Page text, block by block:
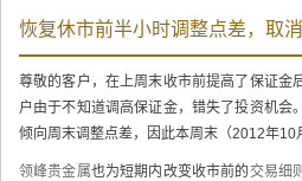
恢复休市前半小时调整点差，取
尊敬的客户，在上周末收市前提高了保证金
户由于不知道调高保证金，错失了投资机
倾向周末调整点差，因此本周末（2012年
领峰贵金属也为短期内改变收市前的交易细